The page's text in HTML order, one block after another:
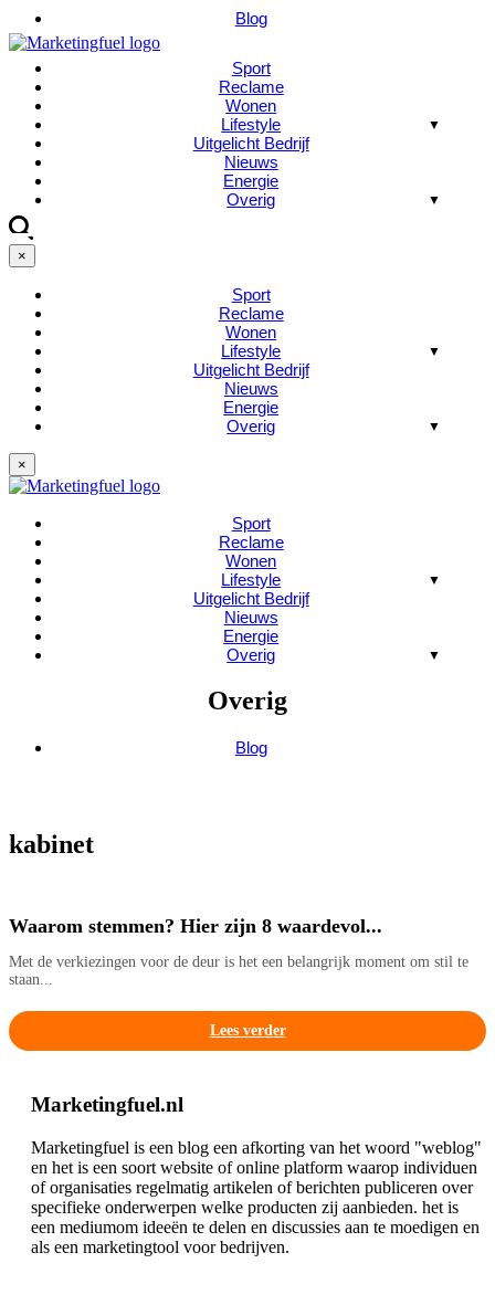
Blog
Sport
Reclame
Wonen
Lifestyle
Uitgelicht Bedrijf
Nieuws
Energie
Overig
×
Sport
Reclame
Wonen
Lifestyle
Uitgelicht Bedrijf
Nieuws
Energie
Overig
×
Sport
Reclame
Wonen
Lifestyle
Uitgelicht Bedrijf
Nieuws
Energie
Overig
Overig
Blog
kabinet
Waarom stemmen? Hier zijn 8 waardevol...
Met de verkiezingen voor de deur is het een belangrijk moment om stil te
staan...
Lees verder
Marketingfuel.nl
Marketingfuel is een blog een afkorting van het woord "weblog"
en het is een soort website of online platform waarop individuen
of organisaties regelmatig artikelen of berichten publiceren over
specifieke onderwerpen welke producten zij aanbieden. het is
een mediumom ideeën te delen en discussies aan te moedigen en
als een marketingtool voor bedrijven.